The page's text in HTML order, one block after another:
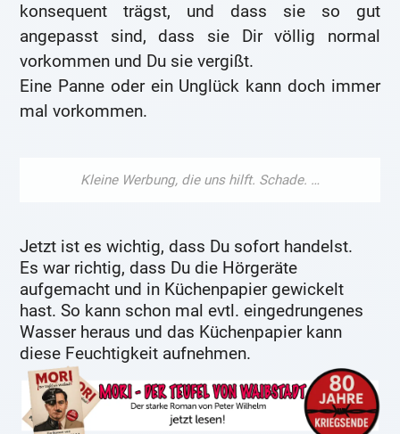
konsequent trägst, und dass sie so gut
angepasst sind, dass sie Dir völlig normal
vorkommen und Du sie vergißt.
Eine Panne oder ein Unglück kann doch immer
mal vorkommen.
Jetzt ist es wichtig, dass Du sofort handelst.
Es war richtig, dass Du die Hörgeräte
aufgemacht und in Küchenpapier gewickelt
hast. So kann schon mal evtl. eingedrungenes
Wasser heraus und das Küchenpapier kann
diese Feuchtigkeit aufnehmen.